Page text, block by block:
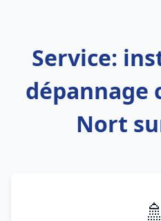
Service:
dépannage
Nort
🚿